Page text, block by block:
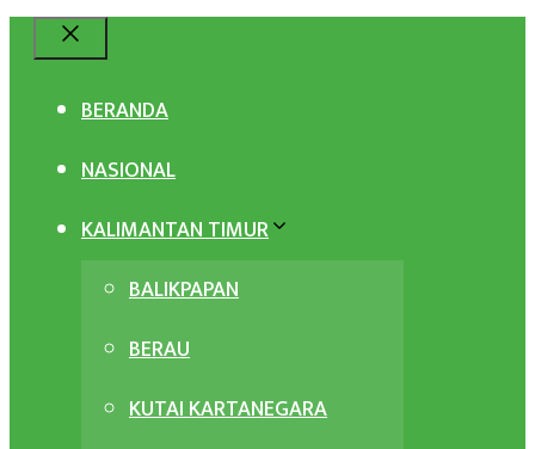
BERANDA
NASIONAL
KALIMANTAN TIMUR
BALIKPAPAN
BERAU
KUTAI KARTANEGARA